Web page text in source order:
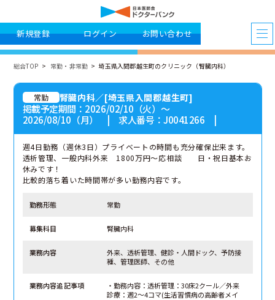
新規登録 ログイン お問い合わせ
総合TOP 常勤・非常勤 埼玉県入間郡越生町のクリニック（腎臓内科）
常勤 腎臓内科／[埼玉県入間郡越生町]
掲載予定期間：2026/02/10（火）〜
2026/08/10（月） | 求人番号：J0041266 |
週4日勤務（週休3日）プライベートの時間も充分確保出来ます。
透析管理、一般内科外来 1800万円～応相談 日・祝日基本お
休みです！
比較的落ち着いた時間帯が多い勤務内容です。
勤務形態 常勤
募集科目 腎臓内科
業務内容
外来、透析管理、健診・人間ドック、予防接
種、管理医師、その他
業務内容追記事項
・勤務内容：透析管理：30床2クール／外来
診療：週2～4コマ(生活習慣病の高齢者メイ